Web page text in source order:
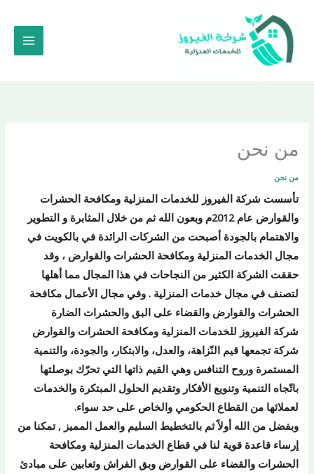
المحتوى
من نحن
من نحن
تأسست شركة الفيروز للخدمات المنزلية ومكافحة الحشرات
والقوارض عام 2012م وبعون الله ثم من خلال المثابرة و التطوير
والاهتمام بالجودة أصبحت من الشركات الرائدة في بالكويت في
مجال الخدمات المنزلية ومكافحة الحشرات والقوارض ، وقد
حققت الشركة الكثير من النجاحات في هذا المجال مما أهلها
لتصنف في مجال خدمات المنزلية . وفي مجال الأعمال مكافحة
الحشرات والقوارض والقضاء على البق والحشرات الضارة
شركة الفيروز للخدمات المنزلية ومكافحة الحشرات والقوارض
شركة تجمعها قيم النّزاهة، والعدل، والابتكار، والجودة، والتنمية
المستمرة وروح التنافس وهي القيم ذاتها التي تحرّك بوصلتها
باتّجاه التنمية وتنويع الأفكار وتقديم الحلول المبتكرة والخدمات
لعملائها من القطاع الحكومي والخاص على حد سواء.
وبفضل من الله أولاً ثم بالتخطيط السليم والعمل المميز , تمكنا من
إرساء قاعدة قوية لنا في قطاع الخدمات المنزلية ومكافحة
الحشرات والقضاء على القوارض وبق الفراش وثعابين على مبادئ